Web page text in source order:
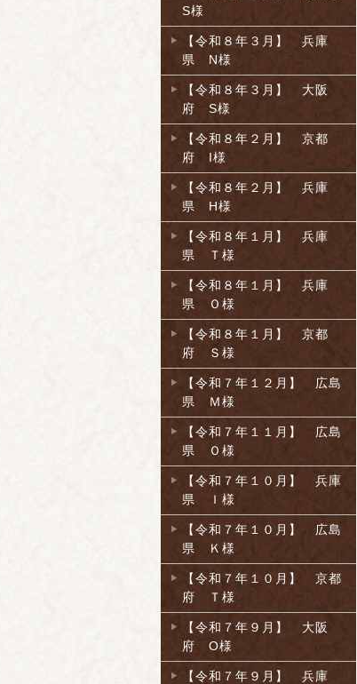
S様
【令和８年３月】 兵庫
県 N様
【令和８年３月】 大阪
府 S様
【令和８年２月】 京都
府 I様
【令和８年２月】 兵庫
県 H様
【令和８年１月】 兵庫
県 Ｔ様
【令和８年１月】 兵庫
県 Ｏ様
【令和８年１月】 京都
府 Ｓ様
【令和７年１２月】 広島
県 Ｍ様
【令和７年１１月】 広島
県 Ｏ様
【令和７年１０月】 兵庫
県 Ｉ様
【令和７年１０月】 広島
県 Ｋ様
【令和７年１０月】 京都
府 Ｔ様
【令和７年９月】 大阪
府 O様
【令和７年９月】 兵庫